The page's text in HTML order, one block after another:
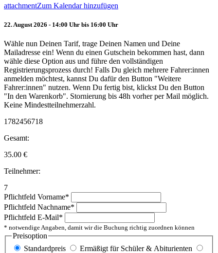
attachmentZum Kalendar hinzufügen
22. August 2026 - 14:00 Uhr bis 16:00 Uhr
Wähle nun Deinen Tarif, trage Deinen Namen und Deine
Mailadresse ein! Wenn du einen Gutschein bekommen hast, dann
wähle diese Option aus und führe den vollständigen
Registrierungsprozess durch! Falls Du gleich mehrere Fahrer:innen
anmelden möchtest, kannst Du dafür den Button "Weitere
Fahrer:innen" nutzen. Wenn Du fertig bist, klickst Du den Button
"In den Warenkorb". Stornierung bis 48h vorher per Mail möglich.
Keine Mindestteilnehmerzahl.
1782456718
Gesamt:
35.00 €
Teilnehmer:
7
Pflichtfeld Vorname*
Pflichtfeld Nachname*
Pflichtfeld E-Mail*
* notwendige Angaben, damit wir die Buchung richtig zuordnen können
Preisoption
Standardpreis
Ermäßigt für Schüler & Abiturienten